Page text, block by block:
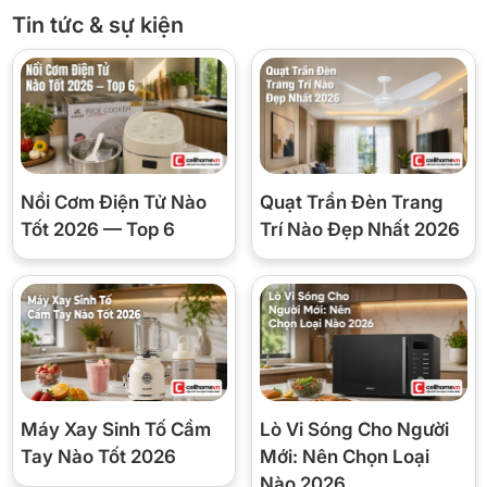
*Hình ảnh chỉ mang tính chất minh họa
Công nghệ làm lạnh – Công nghệ bảo quản thực
phẩm
– Tủ lạnh được trang bịcông nghệ làm lạnh vòm All-around
Coolingphân phối khí lạnh đồng đều từ mọi phía, duy trì nhiệt độ
ổn định trong toàn bộ khoang tủ, giảm tình trạng lạnh không đồng
đều, hạn chế hư hỏng thực phẩm do nhiệt độ dao động.
Tin tức & sự kiện
Nồi Cơm Điện Tử Nào
Tốt 2026 — Top 6
Quạt Trần Đèn Trang
Trí Nào Đẹp Nhất 2026
Máy Xay Sinh Tố Cầm
Tay Nào Tốt 2026
Lò Vi Sóng Cho Người
Mới: Nên Chọn Loại